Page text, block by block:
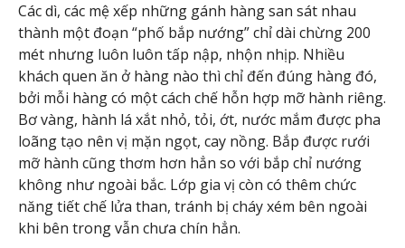
Các dì, các mệ xếp những gánh hàng san sát nhau
thành một đoạn “phố bắp nướng” chỉ dài chừng 200
mét nhưng luôn luôn tấp nập, nhộn nhịp. Nhiều
khách quen ăn ở hàng nào thì chỉ đến đúng hàng đó,
bởi mỗi hàng có một cách chế hỗn hợp mỡ hành riêng.
Bơ vàng, hành lá xắt nhỏ, tỏi, ớt, nước mắm được pha
loãng tạo nên vị mặn ngọt, cay nồng. Bắp được rưới
mỡ hành cũng thơm hơn hẳn so với bắp chỉ nướng
không như ngoài bắc. Lớp gia vị còn có thêm chức
năng tiết chế lửa than, tránh bị cháy xém bên ngoài
khi bên trong vẫn chưa chín hẳn.